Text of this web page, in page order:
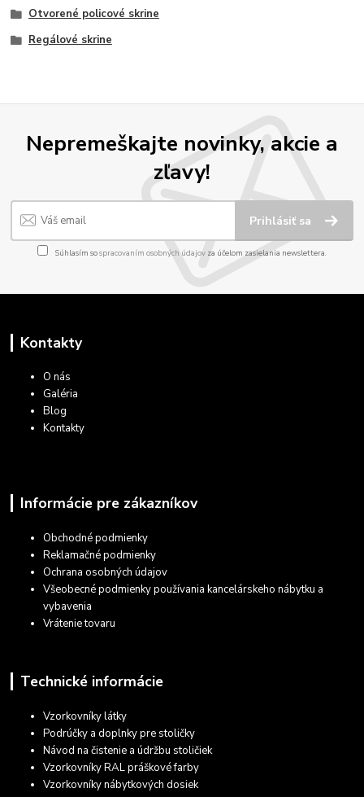
Otvorené policové skrine
Regálové skrine
Nepremeškajte novinky, akcie a
zľavy!
Prihlásiť sa
Súhlasím sospracovaním osobných údajov za účelom zasielania newslettera.
Kontakty
O nás
Galéria
Blog
Kontakty
Informácie pre zákazníkov
Obchodné podmienky
Reklamačné podmienky
Ochrana osobných údajov
Všeobecné podmienky používania kancelárskeho nábytku a
vybavenia
Vrátenie tovaru
Technické informácie
Vzorkovníky látky
Podrúčky a doplnky pre stoličky
Návod na čistenie a údržbu stoličiek
Vzorkovníky RAL práškové farby
Vzorkovníky nábytkových dosiek